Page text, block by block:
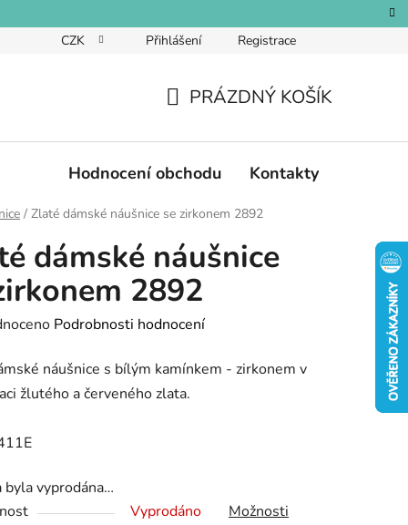
CZK Přihlášení Registrace
KOŠÍK
PRÁZDNÝ KOŠÍK
Hodnocení obchodu Kontakty
/ Zlaté dámské náušnice se zirkonem 2892
dámské náušnice
2892
Podrobnosti hodnocení
náušnice s bílým kamínkem - zirkonem v
žlutého a červeného zlata.
byla vyprodána…
Vyprodáno
Možnosti